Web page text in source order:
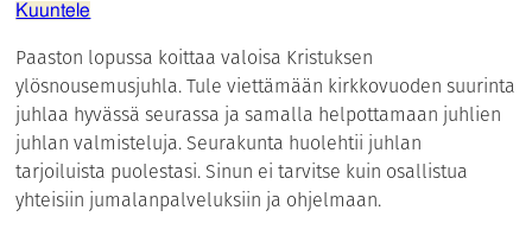
Kuuntele
Paaston lopussa koittaa valoisa Kristuksen
ylösnousemusjuhla. Tule viettämään kirkkovuoden suurinta
juhlaa hyvässä seurassa ja samalla helpottamaan juhlien
juhlan valmisteluja. Seurakunta huolehtii juhlan
tarjoiluista puolestasi. Sinun ei tarvitse kuin osallistua
yhteisiin jumalanpalveluksiin ja ohjelmaan.